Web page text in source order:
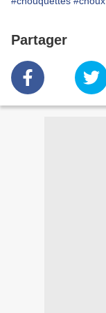
Partager